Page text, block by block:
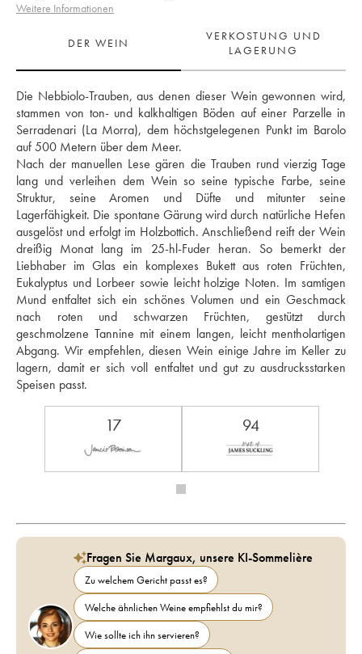
Weitere Informationen
DER WEIN
VERKOSTUNG UND
LAGERUNG
Die Nebbiolo-Trauben, aus denen dieser Wein gewonnen wird,
stammen von ton- und kalkhaltigen Böden auf einer Parzelle in
Serradenari (La Morra), dem höchstgelegenen Punkt im Barolo
auf 500 Metern über dem Meer.
Nach der manuellen Lese gären die Trauben rund vierzig Tage
lang und verleihen dem Wein so seine typische Farbe, seine
Struktur, seine Aromen und Düfte und mitunter seine
Lagerfähigkeit. Die spontane Gärung wird durch natürliche Hefen
ausgelöst und erfolgt im Holzbottich. Anschließend reift der Wein
dreißig Monat lang im 25-hl-Fuder heran. So bemerkt der
Liebhaber im Glas ein komplexes Bukett aus roten Früchten,
Eukalyptus und Lorbeer sowie leicht holzige Noten. Im samtigen
Mund entfaltet sich ein schönes Volumen und ein Geschmack
nach roten und schwarzen Früchten, gestützt durch
geschmolzene Tannine mit einem langen, leicht mentholartigen
Abgang. Wir empfehlen, diesen Wein einige Jahre im Keller zu
lagern, damit er sich voll entfaltet und gut zu ausdrucksstarken
Speisen passt.
17 94
Fragen Sie Margaux, unsere KI-Sommelière
Zu welchem Gericht passt es?
Welche ähnlichen Weine empfiehlst du mir?
Wie sollte ich ihn servieren?